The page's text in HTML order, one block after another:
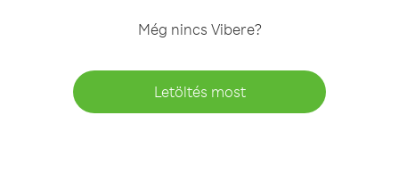
Még nincs Vibere?
Letöltés most